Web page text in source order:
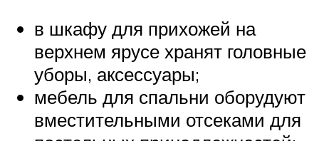
в шкафу для прихожей на
верхнем ярусе хранят головные
уборы, аксессуары;
мебель для спальни оборудуют
вместительными отсеками для